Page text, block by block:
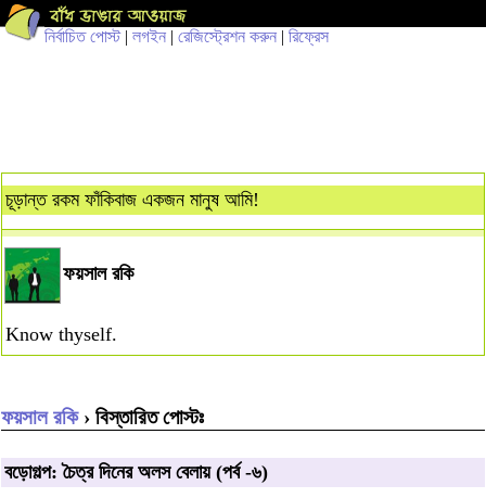
নির্বাচিত পোস্ট| লগইন | রেজিস্ট্রেশন করুন | রিফ্রেস
চূড়ান্ত রকম ফাঁকিবাজ একজন মানুষ আমি!
ফয়সাল রকি
Know thyself.
ফয়সাল রকি› বিস্তারিত পোস্টঃ
বড়োগল্প: চৈত্র দিনের অলস বেলায় (পর্ব -৬)